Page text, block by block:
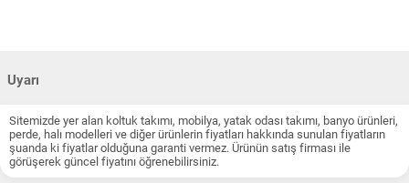
Uyarı
Sitemizde yer alan koltuk takımı, mobilya, yatak odası takımı, banyo ürünleri,
perde, halı modelleri ve diğer ürünlerin fiyatları hakkında sunulan fiyatların
şuanda ki fiyatlar olduğuna garanti vermez. Ürünün satış firması ile
görüşerek güncel fiyatını öğrenebilirsiniz.